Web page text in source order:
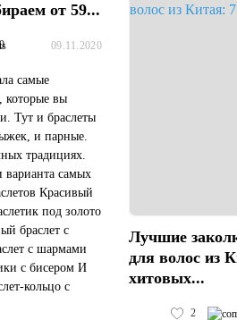
от 59...
09.11.2020
самые
которые вы
Тут и браслеты
и парные.
традициях.
самых
Красивый
под золото
браслет с
с шармами
с бисером И
кольцо с
Лучшие
для волос из
хитовых...
2